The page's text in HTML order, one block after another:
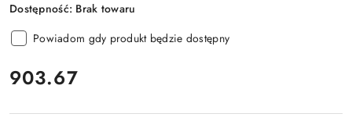
Dostępność: Brak towaru
Powiadom gdy produkt będzie dostępny
cena:
903.67